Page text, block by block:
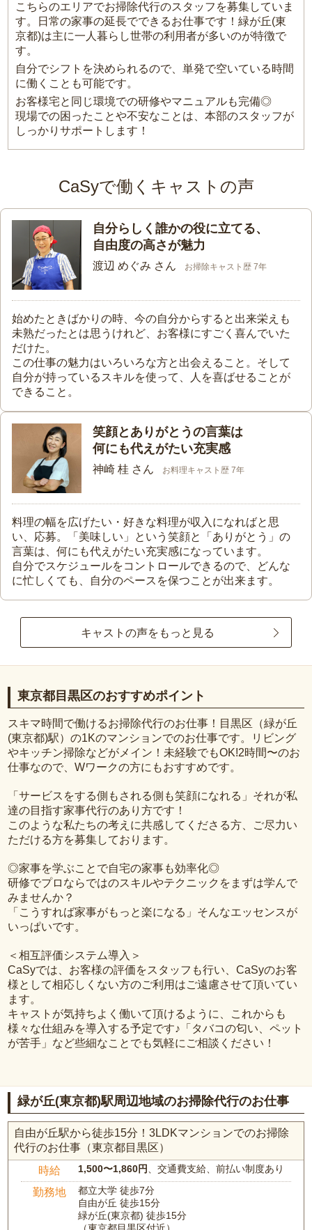
こちらのエリアでお掃除代行のスタッフを募集していま
す。日常の家事の延長でできるお仕事です！緑が丘(東
京都)は主に一人暮らし世帯の利用者が多いのが特徴で
す。
自分でシフトを決められるので、単発で空いている時間
に働くことも可能です。
お客様宅と同じ環境での研修やマニュアルも完備◎
現場での困ったことや不安なことは、本部のスタッフが
しっかりサポートします！
CaSyで働くキャストの声
自分らしく誰かの役に立てる、
自由度の高さが魅力
渡辺 めぐみ さん お掃除キャスト歴 7年
始めたときばかりの時、今の自分からすると出来栄えも
未熟だったとは思うけれど、お客様にすごく喜んでいた
だけた。
この仕事の魅力はいろいろな方と出会えること。そして
自分が持っているスキルを使って、人を喜ばせることが
できること。
笑顔とありがとうの言葉は
何にも代えがたい充実感
神崎 桂 さん お料理キャスト歴 7年
料理の幅を広げたい・好きな料理が収入になればと思
い、応募。「美味しい」という笑顔と「ありがとう」の
言葉は、何にも代えがたい充実感になっています。
自分でスケジュールをコントロールできるので、どんな
に忙しくても、自分のペースを保つことが出来ます。
キャストの声をもっと見る
東京都目黒区のおすすめポイント
スキマ時間で働けるお掃除代行のお仕事！目黒区（緑が丘
(東京都)駅）の1Kのマンションでのお仕事です。リビング
やキッチン掃除などがメイン！未経験でもOK!2時間〜のお
仕事なので、Wワークの方にもおすすめです。
「サービスをする側もされる側も笑顔になれる」それが私
達の目指す家事代行のあり方です！
このような私たちの考えに共感してくださる方、ご尽力い
ただける方を募集しております。
◎家事を学ぶことで自宅の家事も効率化◎
研修でプロならではのスキルやテクニックをまずは学んで
みませんか？
「こうすれば家事がもっと楽になる」そんなエッセンスが
いっぱいです。
＜相互評価システム導入＞
CaSyでは、お客様の評価をスタッフも行い、CaSyのお客
様として相応しくない方のご利用はご遠慮させて頂いてい
ます。
キャストが気持ちよく働いて頂けるように、これからも
様々な仕組みを導入する予定です♪「タバコの匂い、ペット
が苦手」など些細なことでも気軽にご相談ください！
緑が丘(東京都)駅周辺地域のお掃除代行のお仕事
自由が丘駅から徒歩15分！3LDKマンションでのお掃除
代行のお仕事（東京都目黒区）
時給 1,500〜1,860円、交通費支給、前払い制度あり
勤務地
都立大学 徒歩7分
自由が丘 徒歩15分
緑が丘(東京都) 徒歩15分